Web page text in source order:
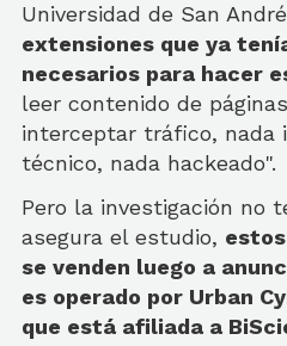
Universidad de San
extensiones que ya
necesarios para hacer
leer contenido de
interceptar tráfico, nada
técnico, nada hackeado".
Pero la investigación no
asegura el estudio,
se venden luego a
es operado por Urban
que está afiliada a